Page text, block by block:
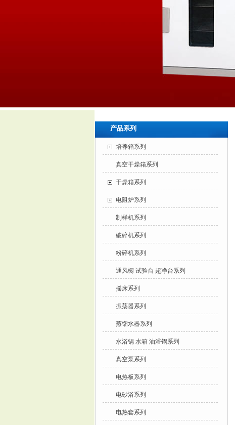
产品系列
培养箱系列
真空干燥箱系列
干燥箱系列
电阻炉系列
制样机系列
破碎机系列
粉碎机系列
通风橱 试验台 超净台系列
摇床系列
振荡器系列
蒸馏水器系列
水浴锅 水箱 油浴锅系列
真空泵系列
电热板系列
电砂浴系列
电热套系列